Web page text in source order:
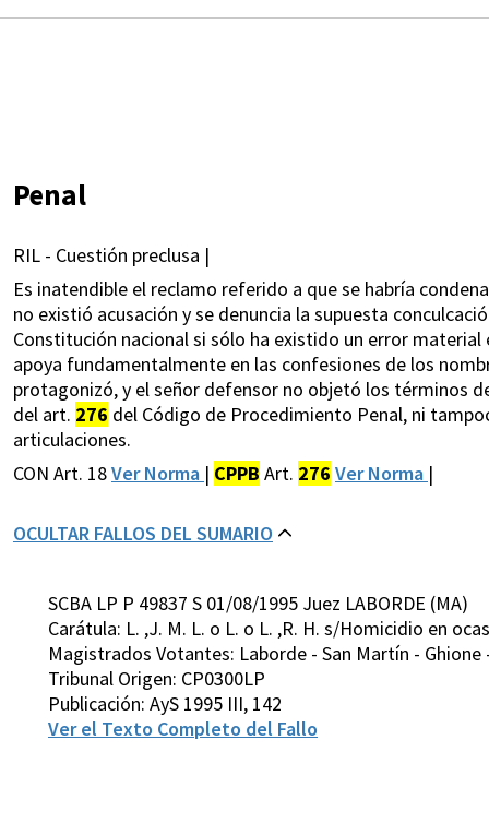
Penal
RIL - Cuestión preclusa |
Es inatendible el reclamo referido a que se habría
no existió acusación y se denuncia la supuesta
Constitución nacional si sólo ha existido un error
apoya fundamentalmente en las confesiones de los
protagonizó, y el señor defensor no objetó los términos
del art. 276 del Código de Procedimiento Penal, ni
articulaciones.
CON Art. 18Ver Norma | CPPB Art. 276 Ver Norma |
OCULTAR FALLOS DEL SUMARIO
SCBA LP P 49837 S 01/08/1995 Juez LABORDE (MA)
Carátula: L. ,J. M. L. o L. o L. ,R. H. s/Homicidio en
Magistrados Votantes: Laborde - San Martín -
Tribunal Origen: CP0300LP
Publicación: AyS 1995 III, 142
Ver el Texto Completo del Fallo